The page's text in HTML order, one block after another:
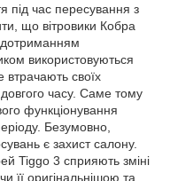
під час пересування з
що вітровики Кобра
дотриманням
використовуються
втрачають своїх
часу. Саме тому
функціонування
Безумовно,
є захист салону.
Tiggo 3 сприяють зміні
її оригінальнішою та